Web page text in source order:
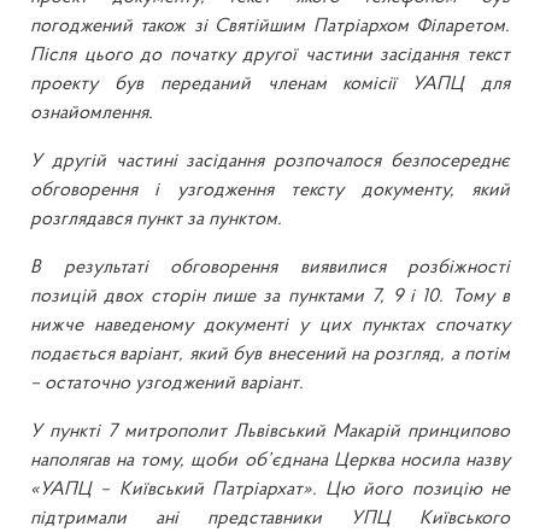
погоджений також зі Святійшим Патріархом Філаретом.
Після цього до початку другої частини засідання текст
проекту був переданий членам комісії УАПЦ для
ознайомлення.
У другій частині засідання розпочалося безпосереднє
обговорення і узгодження тексту документу, який
розглядався пункт за пунктом.
В результаті обговорення виявилися розбіжності
позицій двох сторін лише за пунктами 7, 9 і 10. Тому в
нижче наведеному документі у цих пунктах спочатку
подається варіант, який був внесений на розгляд, а потім
– остаточно узгоджений варіант.
У пункті 7 митрополит Львівський Макарій принципово
наполягав на тому, щоби об’єднана Церква носила назву
«УАПЦ – Київський Патріархат». Цю його позицію не
підтримали ані представники УПЦ Київського